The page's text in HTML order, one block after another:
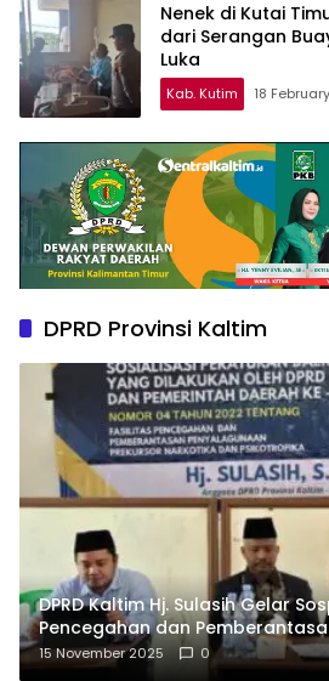
Nenek di Kutai
dari Serangan
Luka
Kab. Kutim 18
DPRD Provinsi Kaltim
DPRD Kaltim Hj. Sulasih Gelar
Pencegahan dan
15 November 2025 0